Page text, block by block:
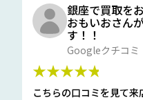
銀座で買取を
おもいおさん
す！！
Googleクチコミ
★★★★★
こちらの口コミを見て